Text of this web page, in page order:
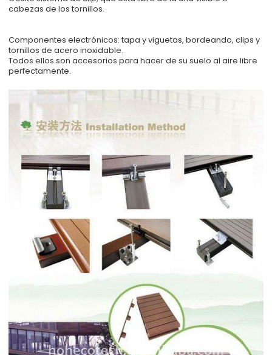
cabezas de los tornillos.
Componentes electrónicos: tapa y viguetas, bordeando, clips y
tornillos de acero inoxidable.
Todos ellos son accesorios para hacer de su suelo al aire libre
perfectamente.